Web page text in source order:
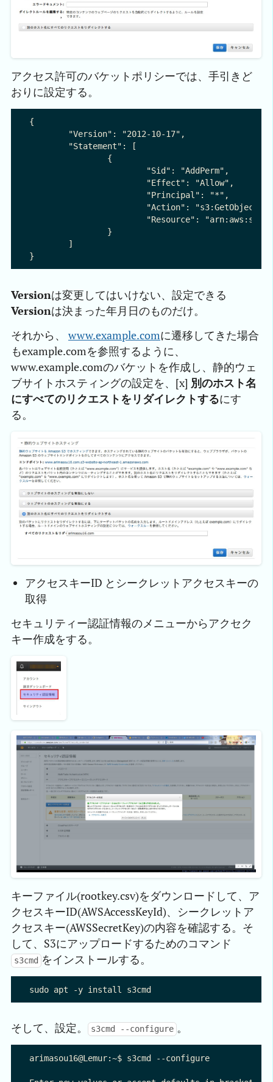
アクセス許可のバケットポリシーでは、手引きど
おりに設定する。
{
Versionは変更してはいけない、設定できる
Versionは決まった年月日のものだけ。
それから、 www.example.comに遷移してきた場合
もexample.comを参照するように、
www.example.comのバケットを作成し、静的ウェ
ブサイトホスティングの設定を、[x] 別のホスト名
にすべてのリクエストをリダイレクトするにす
る。
アクセスキーID とシークレットアクセスキーの
取得
セキュリティー認証情報のメニューからアクセク
キー作成をする。
キーファイル(rootkey.csv)をダウンロードして、ア
クセスキーID(AWSAccessKeyId)、シークレットア
クセスキー(AWSSecretKey)の内容を確認する。そ
して、S3にアップロードするためのコマンド
s3cmd をインストールする。
そして、設定。 s3cmd --configure 。
arimasou16@Lemur:~$ s3cmd --configure